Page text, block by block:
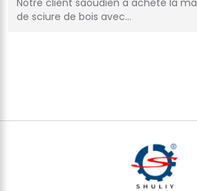
de sciure de bois avec…